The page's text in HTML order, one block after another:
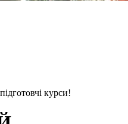
курси!